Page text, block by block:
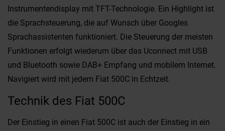
Instrumentendisplay mit TFT-Technologie. Ein Highlight ist
die Sprachsteuerung, die auf Wunsch über Googles
Sprachassistenten funktioniert. Die Steuerung der meisten
Funktionen erfolgt wiederum über das Uconnect mit USB
und Bluetooth sowie DAB+ Empfang und mobilem Internet.
Navigiert wird mit jedem Fiat 500C in Echtzeit.
Technik des Fiat 500C
Der Einstieg in einen Fiat 500C ist auch der Einstieg in ein